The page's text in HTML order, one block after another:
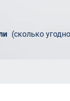
(сколько